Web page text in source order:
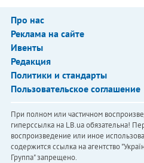
Про нас
Реклама на сайте
Ивенты
Редакция
Политики и стандарты
Пользовательское соглашение
При полном или частичном
гиперссылка на LB.ua обязательна!
воспроизведение или иное
содержится ссылка на агентство
Группа" запрещено.